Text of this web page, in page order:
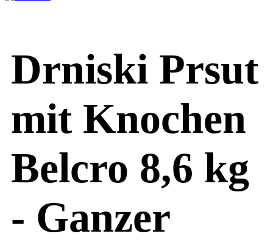
Drniski Prsut
mit Knochen
Belcro 8,6 kg
- Ganzer